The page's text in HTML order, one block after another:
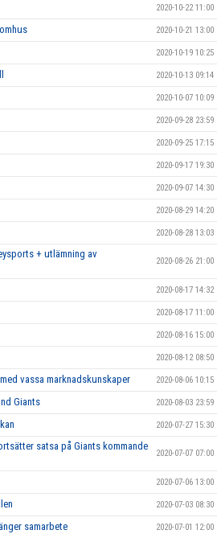
2020-10-22 11:00
2020-10-21 13:00
2020-10-19 10:25
2020-10-13 09:14
2020-10-07 10:09
2020-09-28 23:59
2020-09-25 17:15
2020-09-17 19:30
2020-09-07 14:30
2020-08-29 14:20
2020-08-28 13:03
+ utlämning av
2020-08-26 21:00
2020-08-17 14:32
2020-08-17 11:00
2020-08-16 15:00
2020-08-12 08:50
vassa marknadskunskaper 2020-08-06 10:15
Giants 2020-08-03 23:59
2020-07-27 15:30
satsa på Giants kommande
2020-07-07 07:00
2020-07-06 13:00
2020-07-03 08:30
samarbete 2020-07-01 12:00